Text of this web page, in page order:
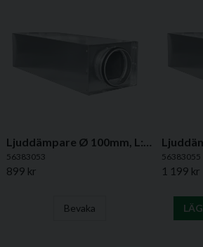
Ljuddämpare Ø 100mm, L: 900mm, B: 210mm, H: 210mm
56383053
899 kr
Bevaka
56383055
1 199 kr